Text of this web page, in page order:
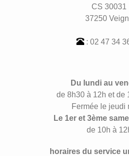
CS 30031
37250
: 02 47 34
Du lundi au
de 8h30 à 12h et de
Fermée le jeudi
Le 1er et 3ème
de 10h à
horaires du service